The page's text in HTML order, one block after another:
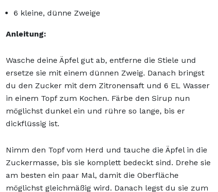
6 kleine, dünne Zweige
Anleitung:
Wasche deine Äpfel gut ab, entferne die Stiele und
ersetze sie mit einem dünnen Zweig. Danach bringst
du den Zucker mit dem Zitronensaft und 6 EL Wasser
in einem Topf zum Kochen. Färbe den Sirup nun
möglichst dunkel ein und rühre so lange, bis er
dickflüssig ist.
Nimm den Topf vom Herd und tauche die Äpfel in die
Zuckermasse, bis sie komplett bedeckt sind. Drehe sie
am besten ein paar Mal, damit die Oberfläche
möglichst gleichmäßig wird. Danach legst du sie zum